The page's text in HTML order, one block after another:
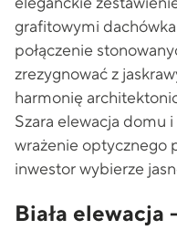
grafitowymi
połączenie
zrezygnować z
harmonię
Szara elewacja domu
wrażenie optycznego
inwestor wybierze
Biała elewacja